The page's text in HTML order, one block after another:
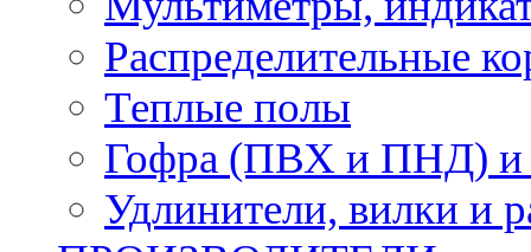
Распределительные
Теплые полы
Гофра (ПВХ и ПНД) и
Удлинители, вилки и